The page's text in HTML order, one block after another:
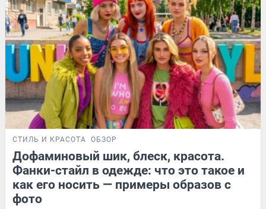
СТИЛЬ И КРАСОТА ОБЗОР
Дофаминовый шик, блеск, красота.
Фанки-стайл в одежде: что это такое и
как его носить — примеры образов с
фото